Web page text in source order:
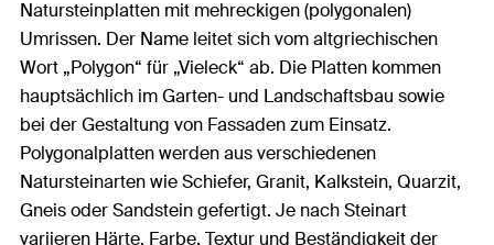
Natursteinplatten mit mehreckigen (polygonalen)
Umrissen. Der Name leitet sich vom altgriechischen
Wort „Polygon“ für „Vieleck“ ab. Die Platten kommen
hauptsächlich im Garten- und Landschaftsbau sowie
bei der Gestaltung von Fassaden zum Einsatz.
Polygonalplatten werden aus verschiedenen
Natursteinarten wie Schiefer, Granit, Kalkstein, Quarzit,
Gneis oder Sandstein gefertigt. Je nach Steinart
variieren Härte, Farbe, Textur und Beständigkeit der